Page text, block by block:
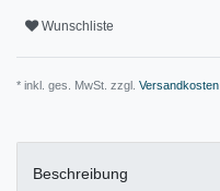
Wunschliste
* inkl. ges. MwSt. zzgl. Versandkosten
Beschreibung